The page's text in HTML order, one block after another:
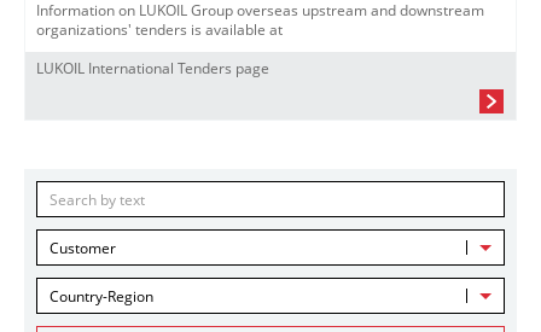
Information on LUKOIL Group overseas upstream and downstream
organizations' tenders is available at
LUKOIL International Tenders page
Customer
Country-Region